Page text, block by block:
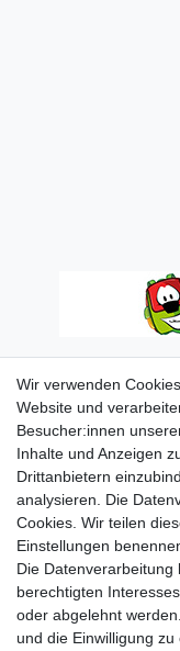
Wir verwenden
Website und
Besucher:innen
Inhalte und Anzeigen
Drittanbietern
analysieren. Die
Cookies. Wir teilen
Einstellungen
Die
berechtigten
oder abgelehnt
und die Einwilligung